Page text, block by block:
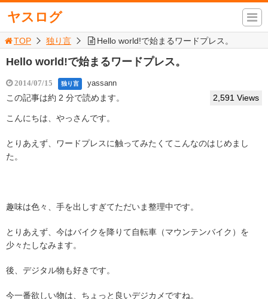
ヤスログ
TOP 独り言 Hello world!で始まるワードプレス。
Hello world!で始まるワードプレス。
2014/07/15 独り言 yassann
この記事は約 2 分で読めます。 2,591 Views
こんにちは、やっさんです。
とりあえず、ワードプレスに触ってみたくてこんなのはじめまし
た。
趣味は色々、手を出しすぎてただいま整理中です。
とりあえず、今はバイクを降りて自転車（マウンテンバイク）を
少々たしなみます。
後、デジタル物も好きです。
今一番欲しい物は、ちょっと良いデジカメですね。